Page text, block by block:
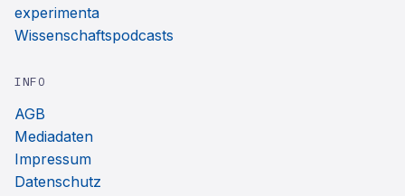
experimenta
Wissenschaftspodcasts
INFO
AGB
Mediadaten
Impressum
Datenschutz